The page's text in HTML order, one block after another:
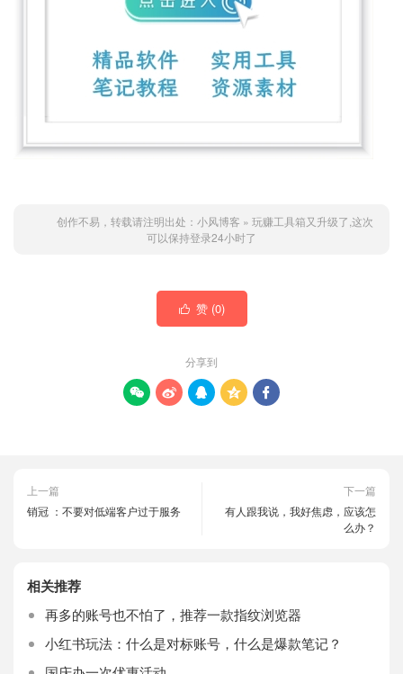
创作不易，转载请注明出处： 小风博客 » 玩赚工具箱又升级了,这次
可以保持登录24小时了
 赞 (0)
分享到
    
上一篇
销冠 ：不要对低端客户过于服务
下一篇
有人跟我说，我好焦虑，应该怎
么办？
相关推荐
再多的账号也不怕了，推荐一款指纹浏览器
小红书玩法：什么是对标账号，什么是爆款笔记？